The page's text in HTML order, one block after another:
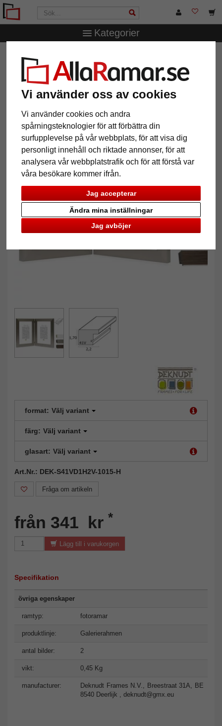
Vi använder oss av cookies
Vi använder cookies och andra
spårningsteknologier för att förbättra din
surfupplevelse på vår webbplats, för att visa dig
personligt innehåll och riktade annonser, för att
analysera vår webbplatstrafik och för att förstå var
våra besökare kommer ifrån.
Jag accepterar
Jag avböjer
Ändra mina inställningar
Kategorier
fotoram Lucas
Stående dubbel fotoram Lucas
format: Välj variant
färg: Välj variant
glasart: Välj variant
Art.Nr.: DEK-S41VD1H2V-1015-H
Fråga om artikeln
från 341 kr *
Lägg till i varukorgen
Specifikation
övriga egenskaper
ramtyp: fotoramar
produktlinje: Galerierahmen
antal bilder: 2
vikt: 0,45 Kg
manufacturer:
Deknudt Frames N.V., Breestraat 31A, BE
8540 Deerlijk , deknudt@gmx.eu